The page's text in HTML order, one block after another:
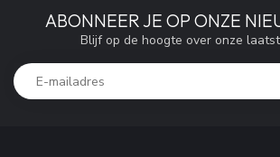
ABONNEER JE OP ONZE
Blijf op de hoogte over onze